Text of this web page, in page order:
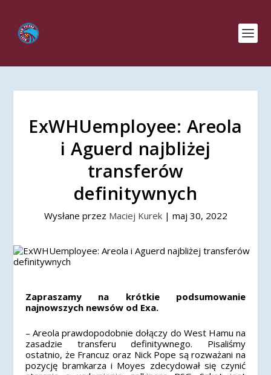
ExWHUemployee: Areola
i Aguerd najbliżej
transferów
definitywnych
Wysłane przez Maciej Kurek| maj 30, 2022
Zapraszamy na krótkie podsumowanie
najnowszych newsów od Exa.
– Areola prawdopodobnie dołączy do West Hamu na
zasadzie transferu definitywnego. Pisaliśmy
ostatnio, że Francuz oraz Nick Pope są rozważani na
pozycję bramkarza i Moyes zdecydował się czynić